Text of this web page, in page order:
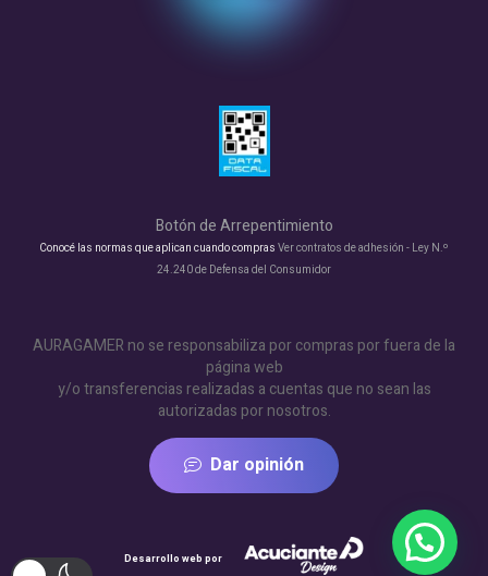
Botón de Arrepentimiento
Conocé las normas que aplican cuando compras Ver contratos de adhesión - Ley N.º
24.240 de Defensa del Consumidor
AURAGAMER no se responsabiliza por compras por fuera de la
página web
y/o transferencias realizadas a cuentas que no sean las
autorizadas por nosotros.
Dar opinión
Desarrollo web por